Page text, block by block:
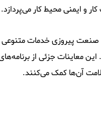
و ایمنی محیط کار می‌پردازد.
صنعت پیروزی خدمات
معاینات جزئی از
آن‌ها کمک می‌کنند.